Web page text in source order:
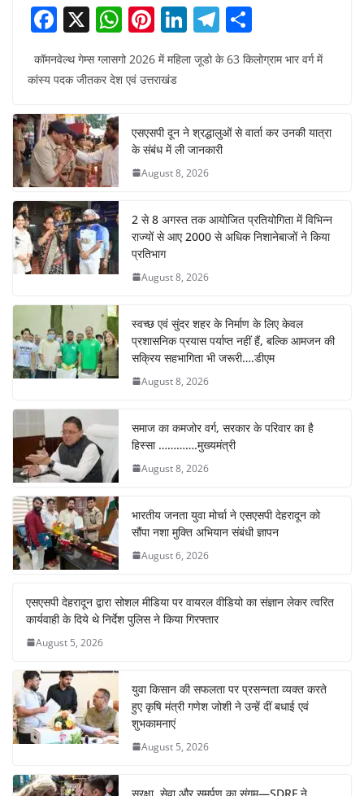
F
a
c
b
o
o
k
X W
h
at
s
A
p
p
Pi
nt
er
st
Li
k
dI
n
T
e
a
m
h
ar
कॉमनवेल्थ गेम्स ग्लासगो 2026 में महिला जूडो के 63 किलोग्राम भार वर्ग में
कांस्य पदक जीतकर देश एवं उत्तराखंड
एसएसपी दून ने श्रद्धालुओं से वार्ता कर उनकी यात्रा
के संबंध में ली जानकारी
August 8, 2026
2 से 8 अगस्त तक आयोजित प्रतियोगिता में विभिन्न
राज्यों से आए 2000 से अधिक निशानेबाजों ने किया
प्रतिभाग
August 8, 2026
स्वच्छ एवं सुंदर शहर के निर्माण के लिए केवल
प्रशासनिक प्रयास पर्याप्त नहीं हैं, बल्कि आमजन की
सक्रिय सहभागिता भी जरूरी….डीएम
August 8, 2026
समाज का कमजोर वर्ग, सरकार के परिवार का है
हिस्सा ………….मुख्यमंत्री
August 8, 2026
भारतीय जनता युवा मोर्चा ने एसएसपी देहरादून को
सौंपा नशा मुक्ति अभियान संबंधी ज्ञापन
August 6, 2026
एसएसपी देहरादून द्वारा सोशल मीडिया पर वायरल वीडियो का संज्ञान लेकर त्वरित
कार्यवाही के दिये थे निर्देश पुलिस ने किया गिरफ्तार
August 5, 2026
युवा किसान की सफलता पर प्रसन्नता व्यक्त करते
हुए कृषि मंत्री गणेश जोशी ने उन्हें दीं बधाई एवं
शुभकामनाएं
August 5, 2026